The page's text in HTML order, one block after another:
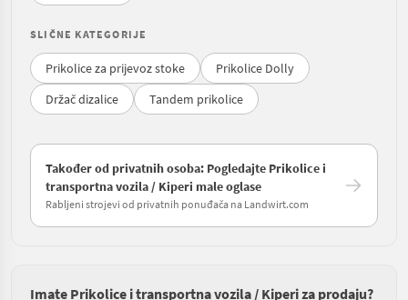
SLIČNE KATEGORIJE
Prikolice za prijevoz stoke
Prikolice Dolly
Držač dizalice
Tandem prikolice
Također od privatnih osoba: Pogledajte Prikolice i
transportna vozila / Kiperi male oglase
Rabljeni strojevi od privatnih ponuđača na Landwirt.com
Imate Prikolice i transportna vozila / Kiperi za prodaju?